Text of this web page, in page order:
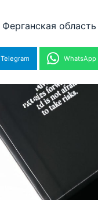
Ферганская область
Telegram WhatsApp